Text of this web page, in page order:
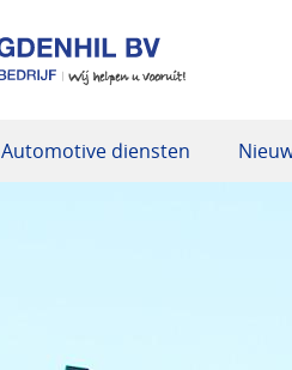
Automotive diensten